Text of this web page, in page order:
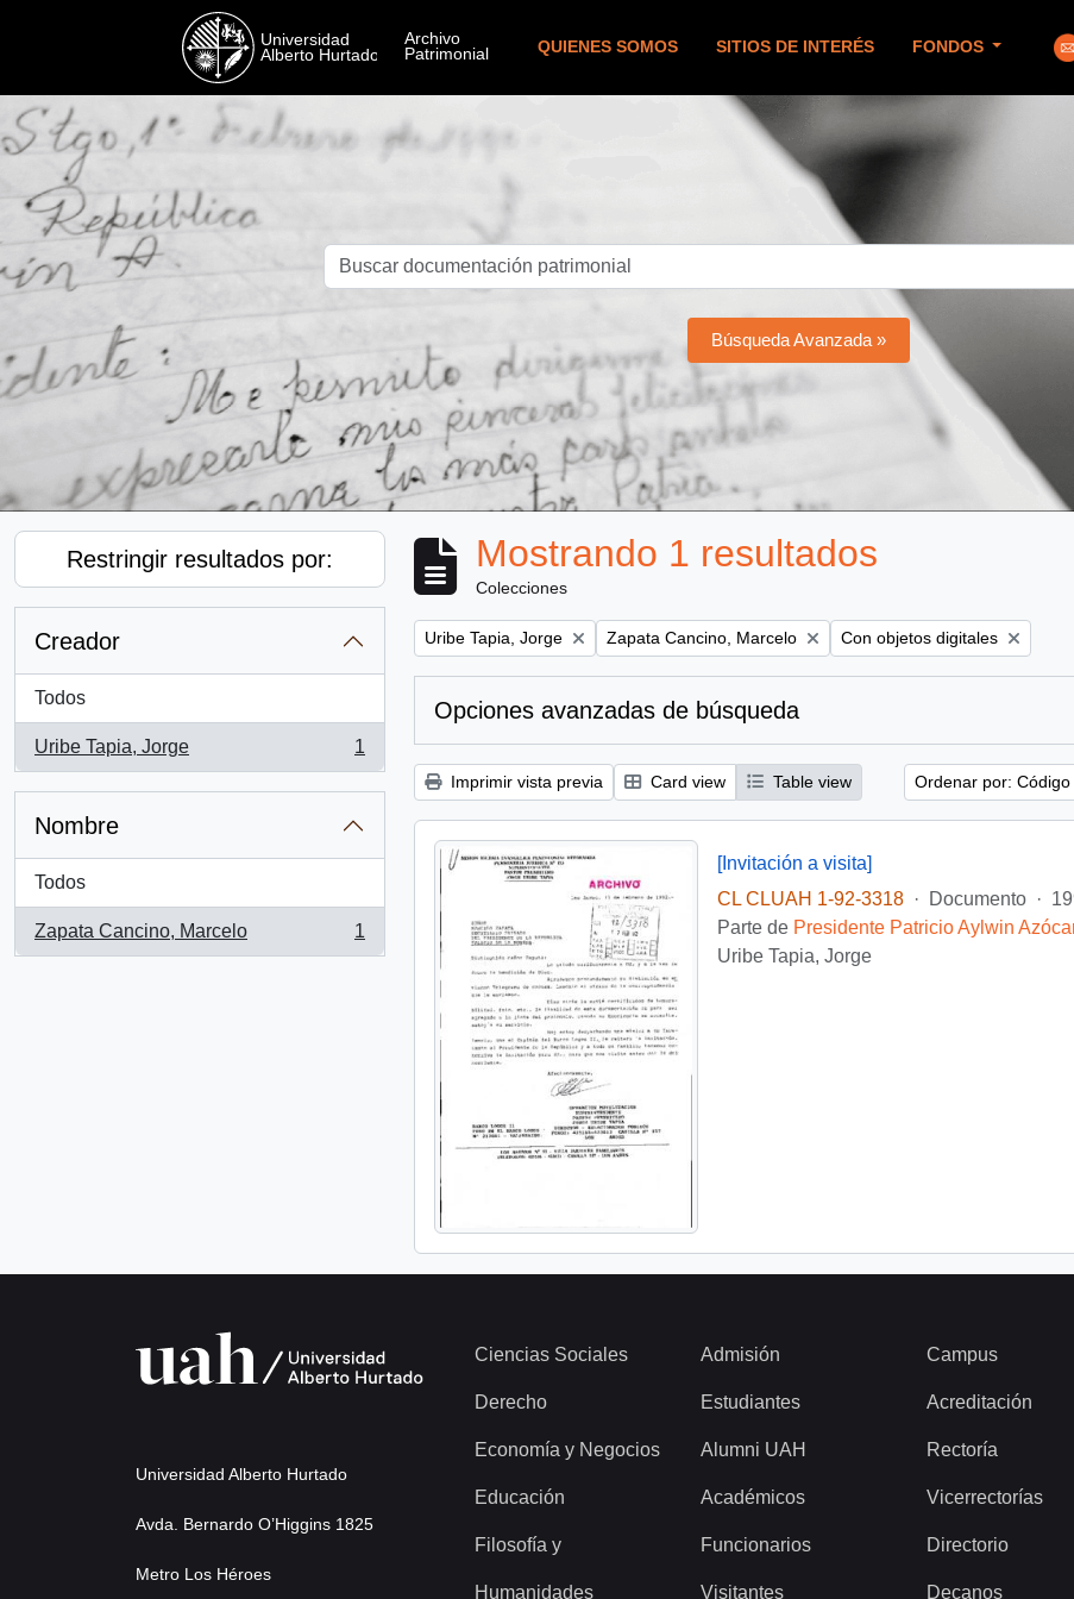
QUIENES SOMOS SITIOS DE INTERÉS FONDOS
Búsqueda Avanzada »
Restringir resultados por:
Creador
Todos
Uribe Tapia, Jorge
, 1 resultados
1
Nombre
Todos
Zapata Cancino, Marcelo
, 1 resultados
1
Mostrando 1 resultados
Colecciones
Remove filter:
Uribe Tapia, Jorge Remove filter:
Zapata Cancino, Marcelo Remove filter:
Con objetos digitales
Opciones avanzadas de búsqueda
Imprimir vista previa Card view Table view Ordenar por:
[Invitación a visita]
CL CLUAH 1-92-3318
· Documento ·
Parte de Presidente Patricio Aylwin
Uribe Tapia, Jorge
Universidad Alberto Hurtado
Avda. Bernardo O’Higgins 1825
Metro Los Héroes
Ciencias Sociales
Derecho
Economía y Negocios
Educación
Filosofía y
Humanidades
Admisión
Estudiantes
Alumni UAH
Académicos
Funcionarios
Visitantes
Campus
Acreditación
Rectoría
Vicerrectorías
Directorio
Decanos